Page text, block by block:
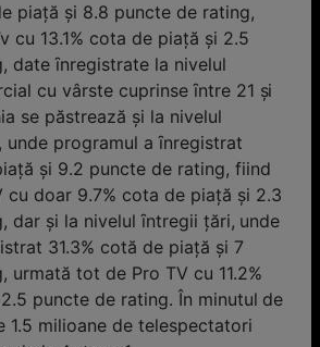
piață și 8.8 puncte de rating,
cu 13.1% cota de piaţă și 2.5
date ȋnregistrate la nivelul
cu vârste cuprinse ȋntre 21 și
se păstrează şi la nivelul
unde programul a ȋnregistrat
și 9.2 puncte de rating, fiind
cu doar 9.7% cota de piaţă și 2.3
dar și la nivelul ȋntregii ţări, unde
31.3% cotă de piaţă și 7
urmată tot de Pro TV cu 11.2%
puncte de rating. În minutul de
1.5 milioane de telespectatori